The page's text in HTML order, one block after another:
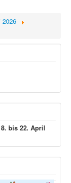
2026
bis 22. April